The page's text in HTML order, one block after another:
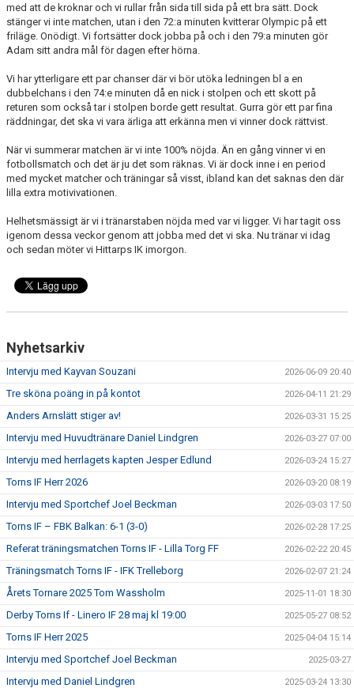
med att de kroknar och vi rullar från sida till sida på ett bra sätt. Dock
stänger vi inte matchen, utan i den 72:a minuten kvitterar Olympic på ett
friläge. Onödigt. Vi fortsätter dock jobba på och i den 79:a minuten gör
Adam sitt andra mål för dagen efter hörna.
Vi har ytterligare ett par chanser där vi bör utöka ledningen bl a en
dubbelchans i den 74:e minuten då en nick i stolpen och ett skott på
returen som också tar i stolpen borde gett resultat. Gurra gör ett par fina
räddningar, det ska vi vara ärliga att erkänna men vi vinner dock rättvist.
När vi summerar matchen är vi inte 100% nöjda. Än en gång vinner vi en
fotbollsmatch och det är ju det som räknas. Vi är dock inne i en period
med mycket matcher och träningar så visst, ibland kan det saknas den där
lilla extra motivivationen.
Helhetsmässigt är vi i tränarstaben nöjda med var vi ligger. Vi har tagit oss
igenom dessa veckor genom att jobba med det vi ska. Nu tränar vi idag
och sedan möter vi Hittarps IK imorgon.
Nyhetsarkiv
Intervju med Kayvan Souzani 2026-06-09 20:40
Tre sköna poäng in på kontot 2026-04-11 21:29
Anders Arnslätt stiger av! 2026-03-31 15:25
Intervju med Huvudtränare Daniel Lindgren 2026-03-27 07:00
Intervju med herrlagets kapten Jesper Edlund 2026-03-24 15:27
Torns IF Herr 2026 2026-03-20 08:19
Intervju med Sportchef Joel Beckman 2026-03-03 17:50
Torns IF – FBK Balkan: 6-1 (3-0) 2026-02-28 17:25
Referat träningsmatchen Torns IF - Lilla Torg FF 2026-02-22 20:45
Träningsmatch Torns IF - IFK Trelleborg 2026-02-07 21:24
Årets Tornare 2025 Tom Wassholm 2025-11-01 18:30
Derby Torns If - Linero IF 28 maj kl 19:00 2025-05-27 08:52
Torns IF Herr 2025 2025-04-04 15:14
Intervju med Sportchef Joel Beckman 2025-03-27
Intervju med Daniel Lindgren 2025-03-24 13:30